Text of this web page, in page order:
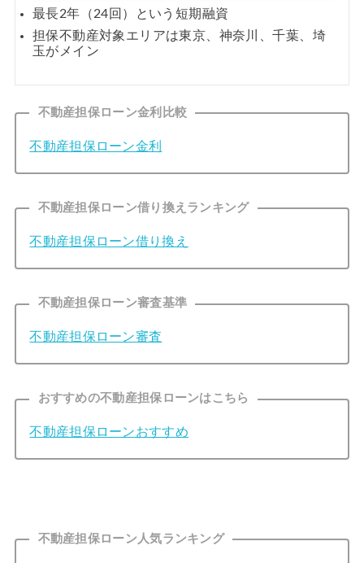
最長2年（24回）という短期融資
担保不動産対象エリアは東京、神奈川、千葉、埼
玉がメイン
不動産担保ローン金利比較
不動産担保ローン金利
不動産担保ローン借り換えランキング
不動産担保ローン借り換え
不動産担保ローン審査基準
不動産担保ローン審査
おすすめの不動産担保ローンはこちら
不動産担保ローンおすすめ
不動産担保ローン人気ランキング